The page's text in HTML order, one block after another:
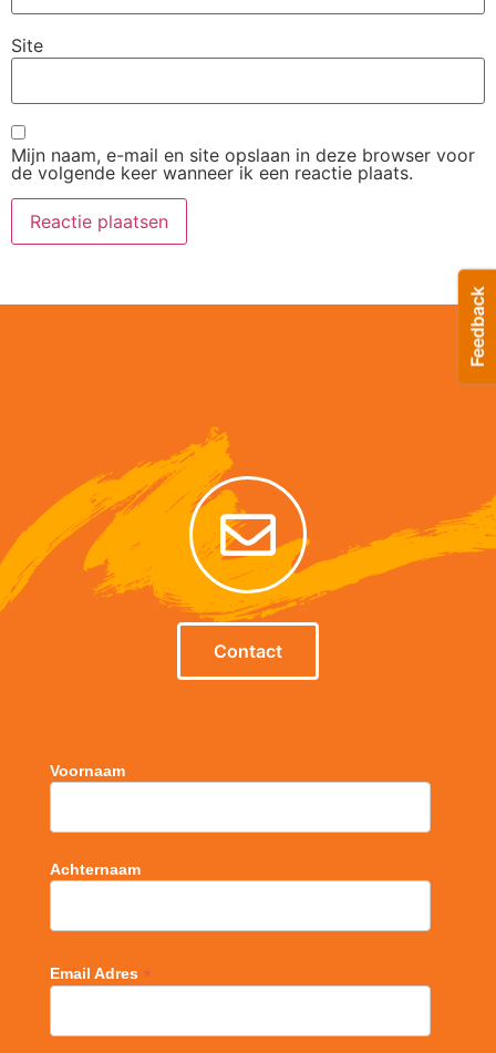
Site
Mijn naam, e-mail en site opslaan in deze browser voor
de volgende keer wanneer ik een reactie plaats.
Contact
Voornaam
Achternaam
Email Adres *